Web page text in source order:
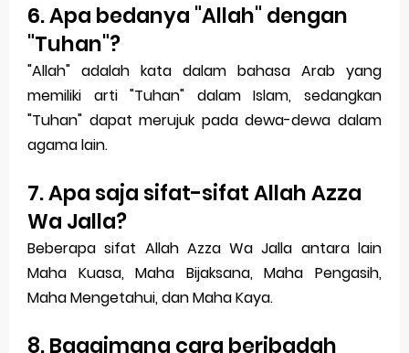
6. Apa bedanya "Allah" dengan
"Tuhan"?
"Allah" adalah kata dalam bahasa Arab yang
memiliki arti "Tuhan" dalam Islam, sedangkan
"Tuhan" dapat merujuk pada dewa-dewa dalam
agama lain.
7. Apa saja sifat-sifat Allah Azza
Wa Jalla?
Beberapa sifat Allah Azza Wa Jalla antara lain
Maha Kuasa, Maha Bijaksana, Maha Pengasih,
Maha Mengetahui, dan Maha Kaya.
8. Bagaimana cara beribadah